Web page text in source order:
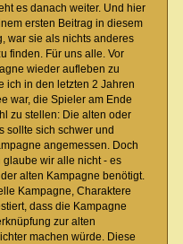
es danach weiter. Und hier
ersten Beitrag in diesem
war sie als nichts anderes
finden. Für uns alle. Vor
wieder aufleben zu
ich in den letzten 2 Jahren
war, die Spieler am Ende
zu stellen: Die alten oder
sollte sich schwer und
angemessen. Doch
glaube wir alle nicht - es
alten Kampagne benötigt.
Kampagne, Charaktere
dass die Kampagne
zur alten
machen würde. Diese